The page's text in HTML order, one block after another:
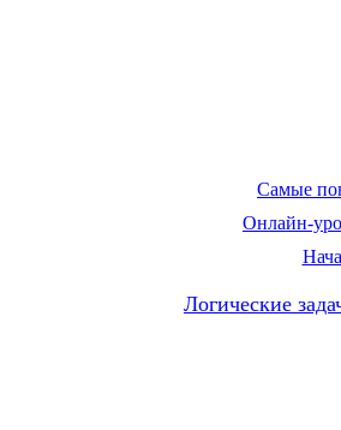
Самые
Онлайн-
Логические